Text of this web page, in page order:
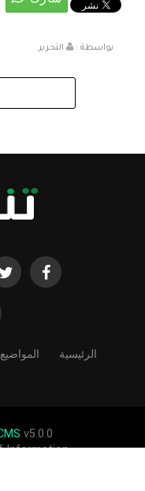
بواسطة :
التحرير
الرئيسية المواضيع
v5.0.0
Information.